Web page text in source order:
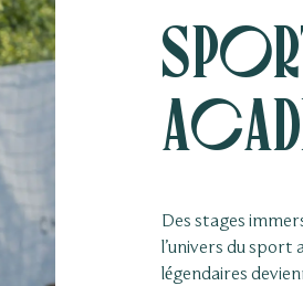
Des stages
l’univers du sport
légendaires